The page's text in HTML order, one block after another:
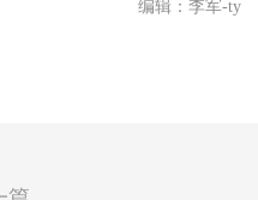
编辑：李军-ty